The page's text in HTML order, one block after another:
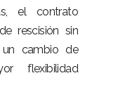
el contrato
rescisión sin
cambio de
flexibilidad